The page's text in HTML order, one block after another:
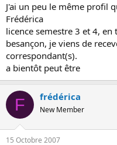
J'ai un peu le même profil
Frédérica
licence semestre 3 et 4,
besançon, je viens de
correspondant(s).
a bientôt peut être
F frédérica
New Member
15 Octobre 2007